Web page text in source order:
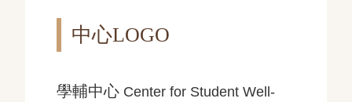
中心LOGO
學輔中心 Center for Student Well-